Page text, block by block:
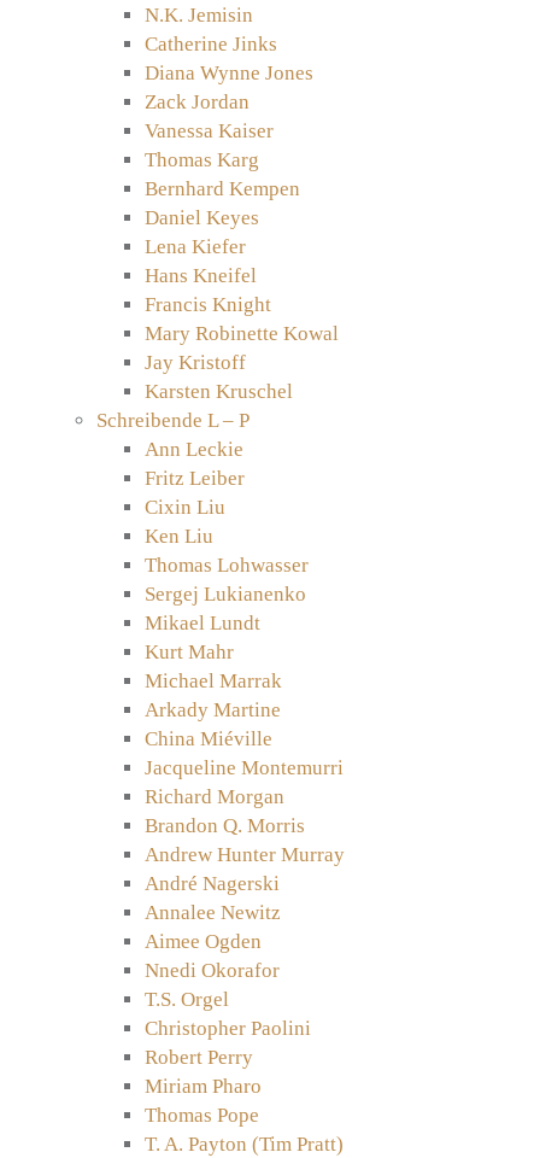
N.K. Jemisin
Catherine Jinks
Diana Wynne Jones
Zack Jordan
Vanessa Kaiser
Thomas Karg
Bernhard Kempen
Daniel Keyes
Lena Kiefer
Hans Kneifel
Francis Knight
Mary Robinette Kowal
Jay Kristoff
Karsten Kruschel
Schreibende L – P
Ann Leckie
Fritz Leiber
Cixin Liu
Ken Liu
Thomas Lohwasser
Sergej Lukianenko
Mikael Lundt
Kurt Mahr
Michael Marrak
Arkady Martine
China Miéville
Jacqueline Montemurri
Richard Morgan
Brandon Q. Morris
Andrew Hunter Murray
André Nagerski
Annalee Newitz
Aimee Ogden
Nnedi Okorafor
T.S. Orgel
Christopher Paolini
Robert Perry
Miriam Pharo
Thomas Pope
T. A. Payton (Tim Pratt)